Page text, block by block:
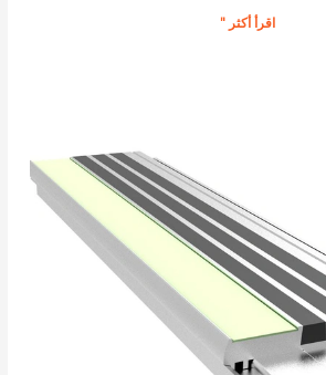
اقرأ أكثر "